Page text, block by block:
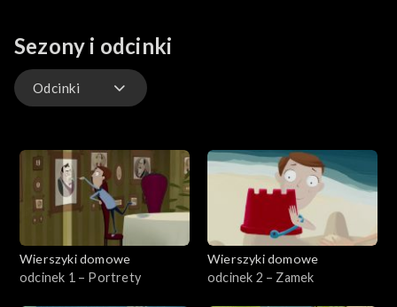
Sezony i odcinki
Odcinki
Wierszyki domowe
odcinek 1 – Portrety
Wierszyki domowe
odcinek 2 – Zamek